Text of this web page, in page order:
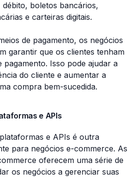
boletos bancários,
e carteiras digitais.
de pagamento, os negócios
garantir que os clientes tenham
pagamento. Isso pode ajudar a
do cliente e aumentar a
compra bem-sucedida.
e APIs
e APIs é outra
para negócios e-commerce. As
oferecem uma série de
os negócios a gerenciar suas